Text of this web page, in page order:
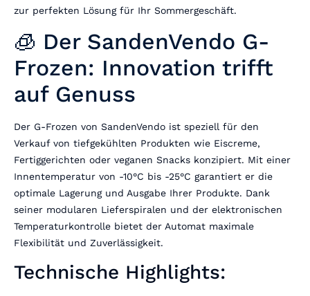
zur perfekten Lösung für Ihr Sommergeschäft.
🧊 Der SandenVendo G-
Frozen: Innovation trifft
auf Genuss
Der G-Frozen von SandenVendo ist speziell für den
Verkauf von tiefgekühlten Produkten wie Eiscreme,
Fertiggerichten oder veganen Snacks konzipiert. Mit einer
Innentemperatur von -10°C bis -25°C garantiert er die
optimale Lagerung und Ausgabe Ihrer Produkte. Dank
seiner modularen Lieferspiralen und der elektronischen
Temperaturkontrolle bietet der Automat maximale
Flexibilität und Zuverlässigkeit.
Technische Highlights: